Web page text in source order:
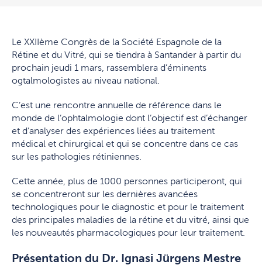
Le XXIIème Congrès de la Société Espagnole de la
Rétine et du Vitré, qui se tiendra à Santander à partir du
prochain jeudi 1 mars, rassemblera d’éminents
ogtalmologistes au niveau national.
C’est une rencontre annuelle de référence dans le
monde de l’ophtalmologie dont l’objectif est d’échanger
et d’analyser des expériences liées au traitement
médical et chirurgical et qui se concentre dans ce cas
sur les pathologies rétiniennes.
Cette année, plus de 1000 personnes participeront, qui
se concentreront sur les dernières avancées
technologiques pour le diagnostic et pour le traitement
des principales maladies de la rétine et du vitré, ainsi que
les nouveautés pharmacologiques pour leur traitement.
Présentation du Dr. Ignasi Jürgens Mestre